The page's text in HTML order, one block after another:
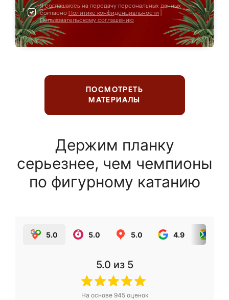
Я соглашаюсь на передачу персональных данных
согласно Политике конфиденциальности
Пользовательскому соглашению
ПОСМОТРЕТЬ
МАТЕРИАЛЫ
Держим планку
серьезнее, чем чемпионы
по фигурному катанию
5.0 5.0 5.0 4.9
5.0 из 5
На основе 945оценок